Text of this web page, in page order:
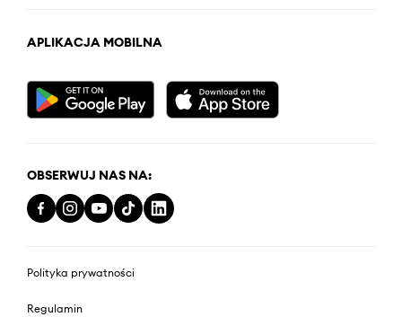
APLIKACJA MOBILNA
OBSERWUJ NAS NA:
Polityka prywatności
Regulamin